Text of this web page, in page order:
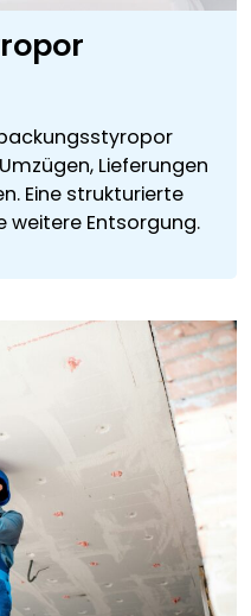
Lieferungen
Eine strukturierte
weitere Entsorgung.